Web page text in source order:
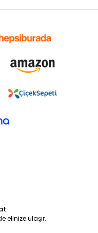
elinize ulaşır.